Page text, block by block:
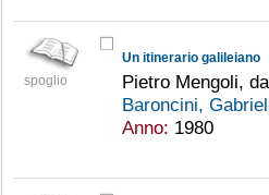
spoglio
Un itinerario galileiano
Pietro Mengoli,
Baroncini,
Anno: 1980